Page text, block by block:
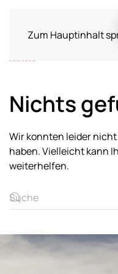
Zum Hauptinhalt
Nichts
Wir konnten leider
haben. Vielleicht kann
weiterhelfen.